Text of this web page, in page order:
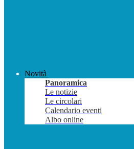
Novità
Panoramica
Le notizie
Le circolari
Calendario eventi
Albo online